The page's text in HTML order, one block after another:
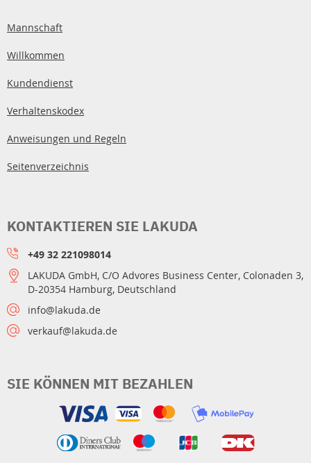
Mannschaft
Willkommen
Kundendienst
Verhaltenskodex
Anweisungen und Regeln
Seitenverzeichnis
SIE KÖNNEN MIT BEZAHLEN
KONTAKTIEREN SIE LAKUDA
+49 32 221098014
LAKUDA GmbH, C/O Advores Business Center, Colonaden 3,
D-20354 Hamburg, Deutschland
info@lakuda.de
verkauf@lakuda.de